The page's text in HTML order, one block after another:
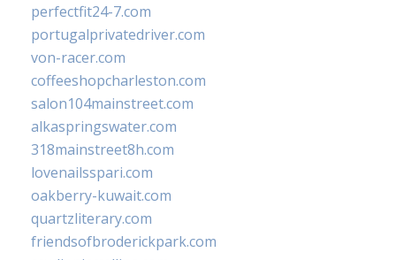
perfectfit24-7.com
portugalprivatedriver.com
von-racer.com
coffeeshopcharleston.com
salon104mainstreet.com
alkaspringswater.com
318mainstreet8h.com
lovenailsspari.com
oakberry-kuwait.com
quartzliterary.com
friendsofbroderickpark.com